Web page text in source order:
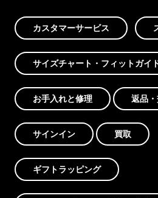
カスタマーサービス
サイズチャート・フィットガイ
お手入れと修理 返品
サインイン 買取
ギフトラッピング